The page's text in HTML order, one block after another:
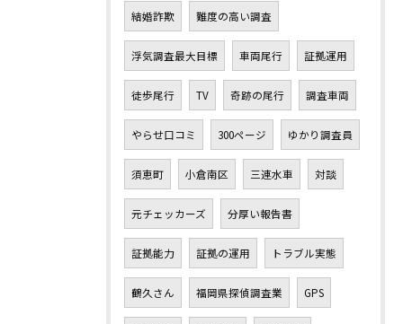
結婚詐欺 難度の高い調査
浮気調査最大目標 車両尾行 証拠運用
徒歩尾行 TV 奇跡の尾行 調査車両
やらせ口コミ 300ページ ゆかり調査員
須恵町 小倉南区 三連水車 対談
元チェッカーズ 分厚い報告書
証拠能力 証拠の運用 トラブル実態
鶴久さん 福岡県探偵調査業 GPS